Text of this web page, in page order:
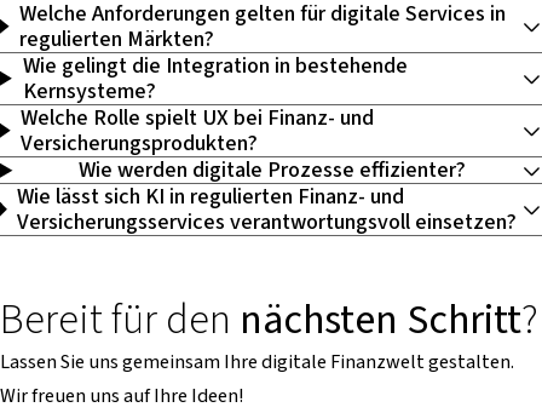
Welche Anforderungen gelten für digitale Services in
regulierten Märkten?
Wie gelingt die Integration in bestehende
Kernsysteme?
Welche Rolle spielt UX bei Finanz- und
Versicherungsprodukten?
Wie werden digitale Prozesse effizienter?
Wie lässt sich KI in regulierten Finanz- und
Versicherungsservices verantwortungsvoll einsetzen?
Bereit für den nächsten Schritt?
Lassen Sie uns gemeinsam Ihre digitale Finanzwelt gestalten.
Wir freuen uns auf Ihre Ideen!